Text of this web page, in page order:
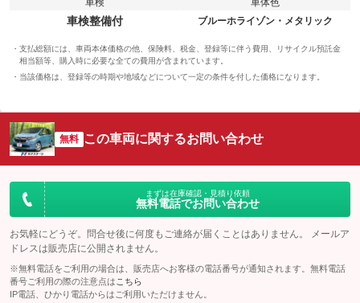
車検
車検整備付
車体色
ブルーホライゾン・メタリック
支払総額には、車両本体価格の他、保険料、税金、登録等に伴う費用、リサイクル預託金
相当額等、購入時に必要な全ての費用が含まれています。
当該価格は、登録等の時期や地域などについて一定の条件を付した価格になります。
無料 この車両に関するお問い合わせ
まずは在庫確認・見積り依頼
無料電話でお問い合わせ
お気軽にどうぞ。問合せ後に何度もご連絡が届くことはありません。 メールア
ドレスは販売店に公開されません。
※無料電話をご利用の場合は、販売店へお客様の電話番号が通知されます。無料電話
番号ご利用の際の注意点は こちら
IP電話、ひかり電話からはご利用いただけません。